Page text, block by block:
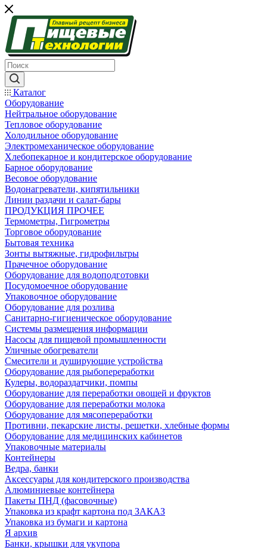
Каталог
Оборудование
Нейтральное оборудование
Тепловое оборудование
Холодильное оборудование
Электромеханическое оборудование
Хлебопекарное и кондитерское оборудование
Барное оборудование
Весовое оборудование
Водонагреватели, кипятильники
Линии раздачи и салат-бары
ПРОДУКЦИЯ ПРОЧЕЕ
Термометры, Гигрометры
Торговое оборудование
Бытовая техника
Зонты вытяжные, гидрофильтры
Прачечное оборудование
Оборудование для водоподготовки
Посудомоечное оборудование
Упаковочное оборудование
Оборудование для розлива
Санитарно-гигиеническое оборудование
Системы размещения информации
Насосы для пищевой промышленности
Уличные обогреватели
Смесители и душирующие устройства
Оборудование для рыбопереработки
Кулеры, водораздатчики, помпы
Оборудование для переработки овощей и фруктов
Оборудование для переработки молока
Оборудование для мясопереработки
Противни, пекарские листы, решетки, хлебные формы
Оборудование для медицинских кабинетов
Упаковочные материалы
Контейнеры
Ведра, банки
Аксессуары для кондитерского производства
Алюминиевые контейнера
Пакеты ПНД (фасовочные)
Упаковка из крафт картона под ЗАКАЗ
Упаковка из бумаги и картона
Я архив
Банки, крышки для укупора